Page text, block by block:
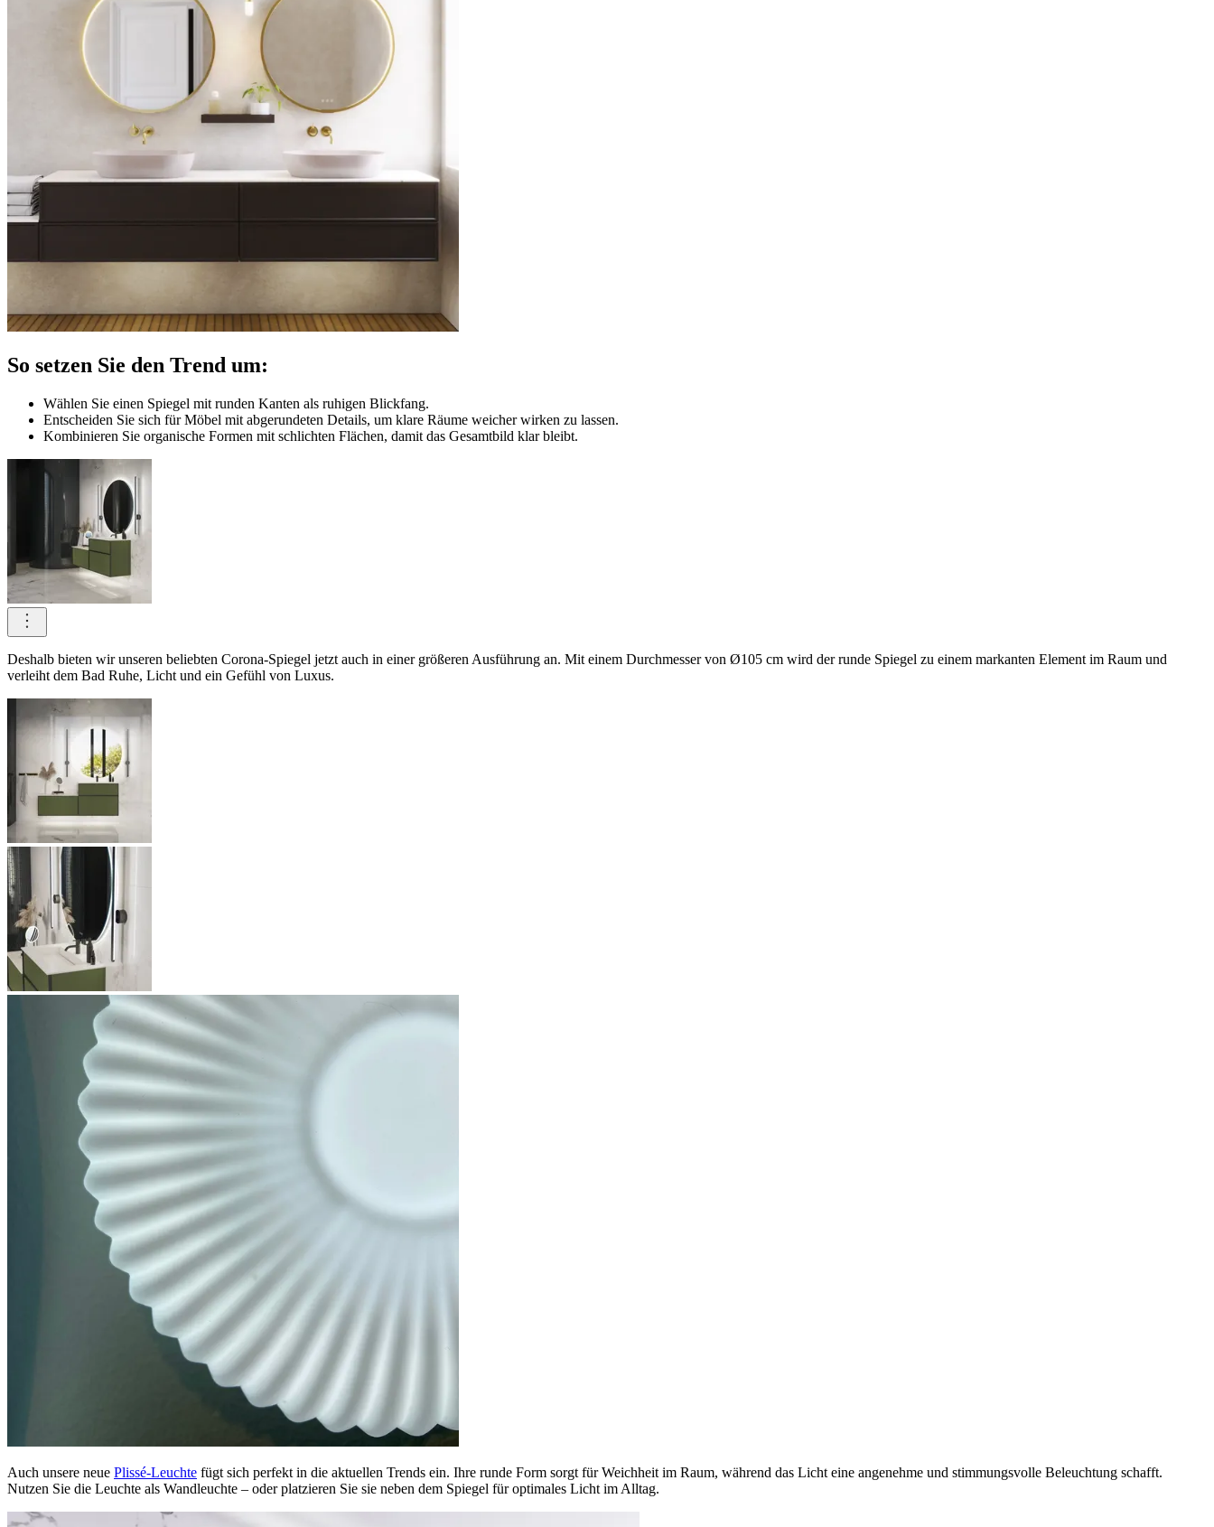
So setzen Sie den Trend um:
Wählen Sie einen Spiegel mit runden Kanten als ruhigen Blickfang.
Entscheiden Sie sich für Möbel mit abgerundeten Details, um klare Räume weicher wirken zu lassen.
Kombinieren Sie organische Formen mit schlichten Flächen, damit das Gesamtbild klar bleibt.
Deshalb bieten wir unseren beliebten Corona-Spiegel jetzt auch in einer größeren Ausführung an. Mit einem Durchmesser von Ø105 cm wird der runde Spiegel zu einem markanten Element im Raum und
verleiht dem Bad Ruhe, Licht und ein Gefühl von Luxus.
Auch unsere neue Plissé-Leuchte fügt sich perfekt in die aktuellen Trends ein. Ihre runde Form sorgt für Weichheit im Raum, während das Licht eine angenehme und stimmungsvolle Beleuchtung schafft.
Nutzen Sie die Leuchte als Wandleuchte – oder platzieren Sie sie neben dem Spiegel für optimales Licht im Alltag.